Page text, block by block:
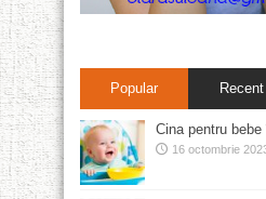
Popular Recent
Cina pentru
16 octombrie